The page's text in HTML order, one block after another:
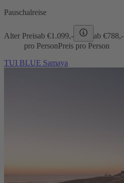
Pauschalreise
Alter Preisab €1.099,- ab €788,-
pro PersonPreis pro Person
TUI BLUE Samaya